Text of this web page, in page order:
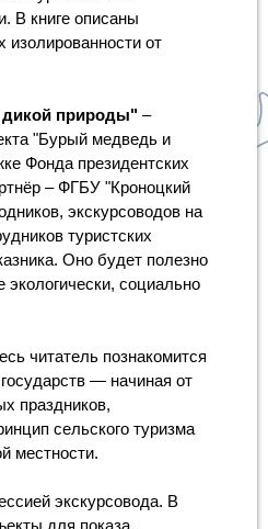
В книге описаны
изолированности от
дикой природы" –
"Бурый медведь и
Фонда президентских
– ФГБУ "Кроноцкий
экскурсоводов на
туристских
Оно будет полезно
социально
читатель познакомится
— начиная от
праздников,
сельского туризма
местности.
экскурсовода. В
для показа,